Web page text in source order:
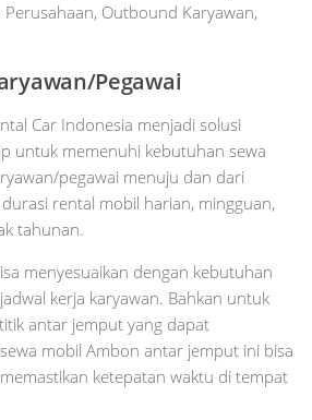
Perusahaan, Outbound Karyawan,
Pegawai
Car Indonesia menjadi solusi
untuk memenuhi kebutuhan sewa
pegawai menuju dan dari
rental mobil harian, mingguan,
tahunan.
menyesuaikan dengan kebutuhan
kerja karyawan. Bahkan untuk
antar jemput yang dapat
mobil Ambon antar jemput ini bisa
ketepatan waktu di tempat